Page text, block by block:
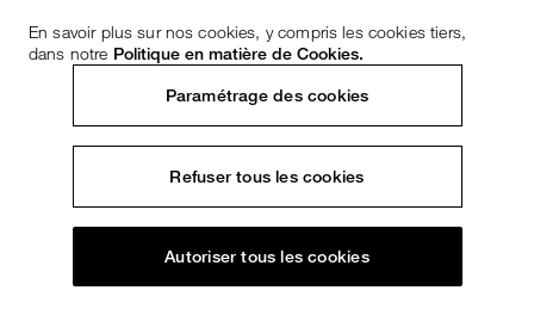
En savoir plus sur nos cookies, y compris les cookies tiers,
dans notre Politique en matière de Cookies.
Paramétrage des cookies
Refuser tous les cookies
Autoriser tous les cookies